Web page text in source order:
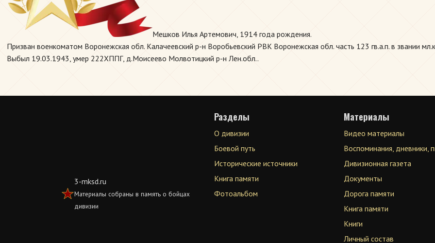
Мешков Илья Артемович, 1914 года рождения.
Призван военкоматом Воронежская обл. Калачеевский р-н Воробьевский РВК Воронежская обл. часть 123 гв.а.п. в звании
Выбыл 19.03.1943, умер 222ХППГ, д.Моисеево Молвотицкий р-н Лен.обл..
3-mksd.ru
Материалы собраны в память о бойцах
дивизии
Разделы
О дивизии
Боевой путь
Исторические источники
Книга памяти
Фотоальбом
Материалы
Видео материалы
Воспоминания, дневники,
Дивизионная газета
Документы
Дорога памяти
Книга памяти
Книги
Личный состав